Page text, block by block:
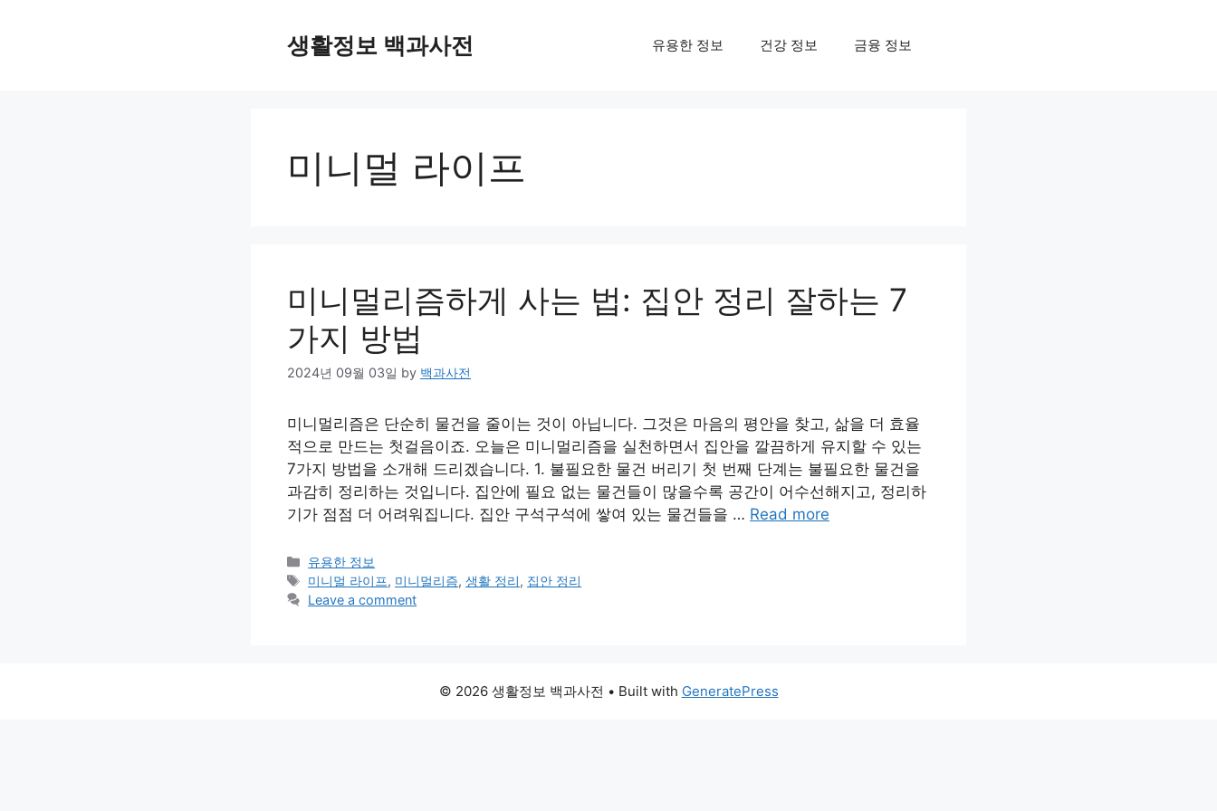
생활정보 백과사전 유용한 정보 건강 정보 금융 정보
미니멀 라이프
미니멀리즘하게 사는 법: 집안 정리 잘하는 7
가지 방법
2024년 09월 03일 by 백과사전
미니멀리즘은 단순히 물건을 줄이는 것이 아닙니다. 그것은 마음의 평안을 찾고, 삶을 더 효율
적으로 만드는 첫걸음이죠. 오늘은 미니멀리즘을 실천하면서 집안을 깔끔하게 유지할 수 있는
7가지 방법을 소개해 드리겠습니다. 1. 불필요한 물건 버리기 첫 번째 단계는 불필요한 물건을
과감히 정리하는 것입니다. 집안에 필요 없는 물건들이 많을수록 공간이 어수선해지고, 정리하
기가 점점 더 어려워집니다. 집안 구석구석에 쌓여 있는 물건들을 … Read more
Categories
유용한 정보
Tags
미니멀 라이프, 미니멀리즘,생활 정리, 집안 정리
Leave a comment
© 2026 생활정보 백과사전 • Built with GeneratePress